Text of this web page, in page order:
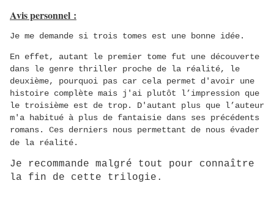
Avis personnel :
Je me demande si trois tomes est une bonne idée.
En effet, autant le premier tome fut une découverte
dans le genre thriller proche de la réalité, le
deuxième, pourquoi pas car cela permet d'avoir une
histoire complète mais j'ai plutôt l’impression que
le troisième est de trop. D'autant plus que l’auteur
m'a habitué à plus de fantaisie dans ses précédents
romans. Ces derniers nous permettant de nous évader
de la réalité.
Je recommande malgré tout pour connaître
la fin de cette trilogie.